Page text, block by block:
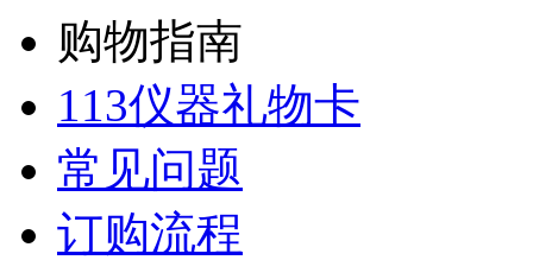
购物指南
113仪器礼物卡
常见问题
订购流程